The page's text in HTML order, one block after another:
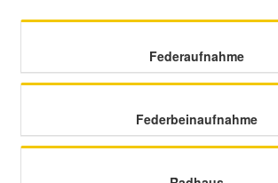
Federaufnahme
Federbeinaufnahme
Nissan Ersatzteile
Porsche Ersatzteile
Seat Ersatzteile